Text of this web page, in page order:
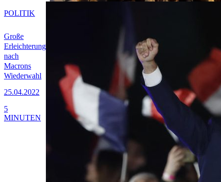
Große
Erleichterung
nach
Macrons
Wiederwahl
25.04.2022
POLITIK
5
MINUTEN